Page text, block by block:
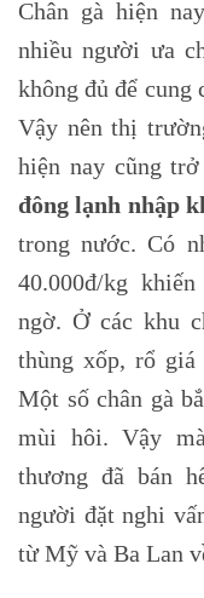
Chân gà hiện
nhiều người ưa
không đủ để cung
Vậy nên thị
hiện nay cũng
đông lạnh nhập
trong nước. Có
40.000đ/kg
ngờ. Ở các khu
thùng xốp, rổ giá
Một số chân gà
mùi hôi. Vậy
thương đã bán
người đặt nghi
từ Mỹ và Ba Lan